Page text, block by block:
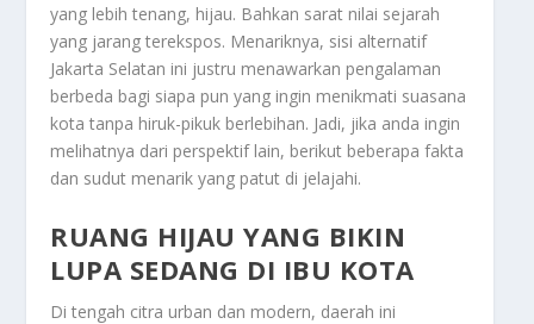
yang lebih tenang, hijau. Bahkan sarat nilai sejarah
yang jarang terekspos. Menariknya, sisi alternatif
Jakarta Selatan ini justru menawarkan pengalaman
berbeda bagi siapa pun yang ingin menikmati suasana
kota tanpa hiruk-pikuk berlebihan. Jadi, jika anda ingin
melihatnya dari perspektif lain, berikut beberapa fakta
dan sudut menarik yang patut di jelajahi.
RUANG HIJAU YANG BIKIN
LUPA SEDANG DI IBU KOTA
Di tengah citra urban dan modern, daerah ini